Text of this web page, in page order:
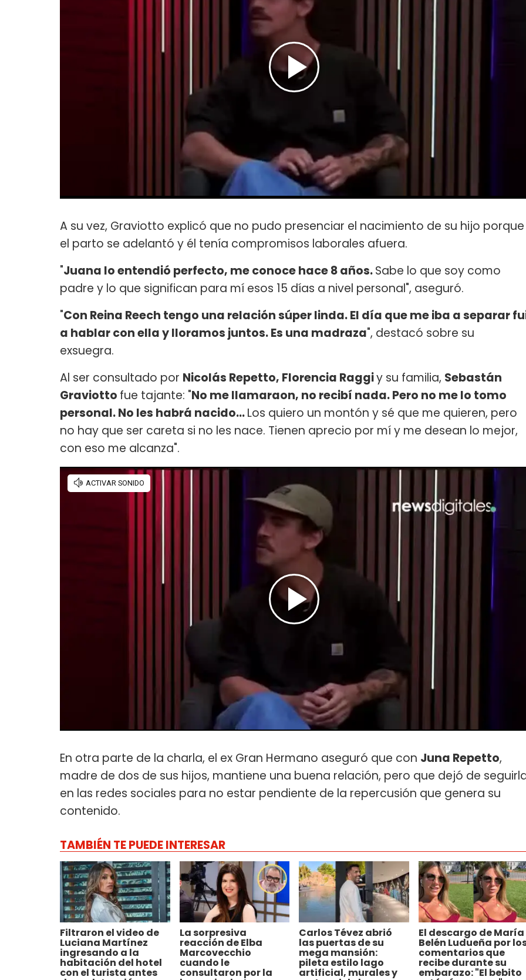
A su vez, Graviotto explicó que no pudo presenciar el nacimiento de su hijo porque
el parto se adelantó y él tenía compromisos laborales afuera.
"Juana lo entendió perfecto, me conoce hace 8 años.Sabe lo que soy como
padre y lo que significan para mí esos 15 días a nivel personal", aseguró.
"Con Reina Reech tengo una relación súper linda. El día que me iba a separar
a hablar con ella y lloramos juntos. Es una madraza", destacó sobre su
exsuegra.
Al ser consultado por Nicolás Repetto, Florencia Raggiy su familia, Sebastán
Graviotto fue tajante: "No me llamaraon, no recibí nada. Pero no me lo tomo
personal. No les habrá nacido...Los quiero un montón y sé que me quieren, pero
no hay que ser careta si no les nace. Tienen aprecio por mí y me desean lo mejor,
con eso me alcanza".
En otra parte de la charla, el ex Gran Hermano aseguró que con Juna Repetto,
madre de dos de sus hijos, mantiene una buena relación, pero que dejó de
en las redes sociales para no estar pendiente de la repercusión que genera su
contenido.
TAMBIÉN TE PUEDE INTERESAR
Filtraron el video de
Luciana Martínez
ingresando a la
habitación del hotel
con el turista antes
La sorpresiva
reacción de Elba
Marcovecchio
cuando le
consultaron por la
Carlos Tévez abrió
las puertas de su
mega mansión:
pileta estilo lago
artificial, murales y
El descargo de María
Belén Ludueña por
comentarios que
recibe durante su
embarazo: "El bebito